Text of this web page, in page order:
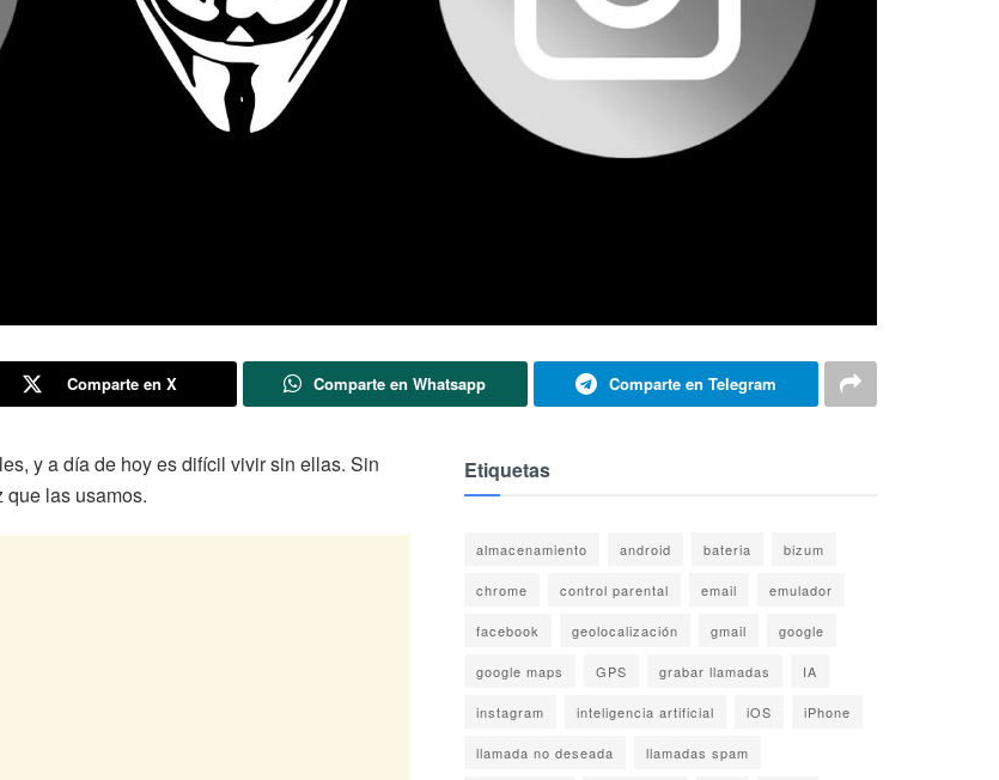
Comparte en X Comparte en Whatsapp Comparte en Telegram
y a día de hoy es difícil vivir sin ellas. Sin
que las usamos.
Etiquetas
almacenamiento android bateria bizum
chrome control parental email emulador
facebook geolocalización gmail google
google maps GPS grabar llamadas IA
instagram inteligencia artificial iOS iPhone
llamada no deseada llamadas spam